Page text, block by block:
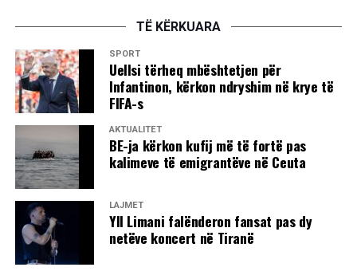
Në polici janë thirrë edhe Musli Humeli, Musli e Hazbi
Më 1 gusht në orët e hershme të mëngjesit, policia mori të
riun Hajrullah Kalisin dhe e dërgoi atë menjëherë në vuajtje
Mitrovicë:-
Më 6 gusht, tre policë shkuan në shtëpinë e
Qerim Ahmetit (66) në fshatin Mazhiq të Mitrovicës, nga i
cili kërkuan që të dorëzojë një pushkë dhe një revole. Me
këtë rast ai dorëzoi një pushkë të vjetër të tipit M-48.
Po këtë ditë, në afërsi tregut të pemëve në Mitrovicë, dy
policë ndalën kolonën e dasmorëve të Dibran B. Tahirit nga
TË KËRKUARA
SPORT
Uellsi tërheq mbështetjen për
Infantinon, kërkon ndryshim në krye të
FIFA-s
AKTUALITET
BE-ja kërkon kufij më të fortë pas
kalimeve të emigrantëve në Ceuta
LAJMET
Yll Limani falënderon fansat pas dy
netëve koncert në Tiranë